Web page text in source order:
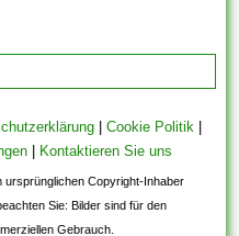
| Cookie Politik
Kontaktieren Sie uns
ursprünglichen Copyright-Inhaber
Sie: Bilder sind für den
Gebrauch.